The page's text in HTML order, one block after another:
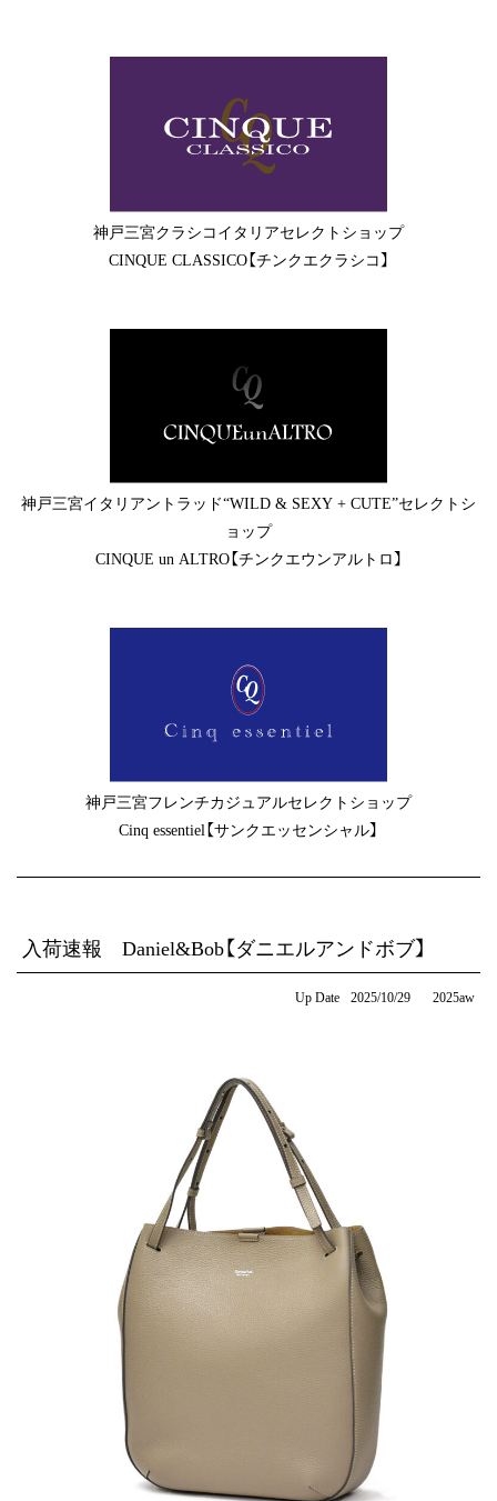
神戸三宮クラシコイタリアセレクトショップ
CINQUE CLASSICO【チンクエクラシコ】
神戸三宮イタリアントラッド“WILD & SEXY + CUTE”セレクトシ
ョップ
CINQUE un ALTRO【チンクエウンアルトロ】
神戸三宮フレンチカジュアルセレクトショップ
Cinq essentiel【サンクエッセンシャル】
入荷速報 Daniel&Bob【ダニエルアンドボブ】
Up Date 2025/10/29 2025aw